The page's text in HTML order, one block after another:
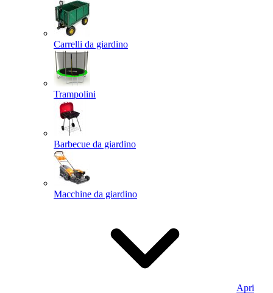
Carrelli da giardino
Trampolini
Barbecue da giardino
Macchine da giardino
Apri